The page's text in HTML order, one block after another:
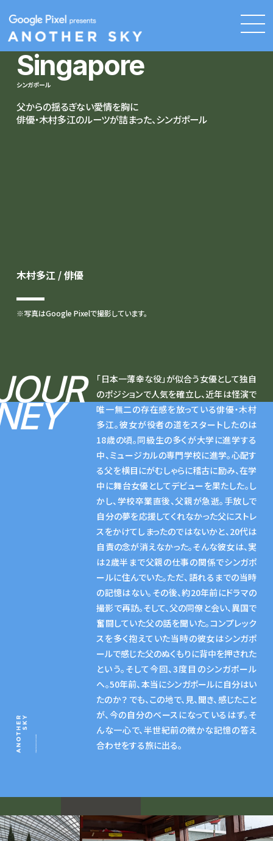
Singapore
シンガポール
父からの揺るぎない愛情を胸に
俳優・木村多江のルーツが詰まった、シンガポール
木村多江 / 俳優
※写真はGoogle Pixelで撮影しています。
「日本一薄幸な役」が似合う女優として独自
のポジションで人気を確立し、近年は怪演で
唯一無二の存在感を放っている俳優・木村
多江。彼女が役者の道をスタートしたのは
18歳の頃。同級生の多くが大学に進学する
中、ミュージカルの専門学校に進学。心配す
る父を横目にがむしゃらに稽古に励み、在学
中に舞台女優としてデビューを果たした。し
かし、学校卒業直後、父親が急逝。手放しで
自分の夢を応援してくれなかった父にストレ
スをかけてしまったのではないかと、20代は
自責の念が消えなかった。そんな彼女は、実
は2歳半まで父親の仕事の関係でシンガポ
ールに住んでいた。ただ、語れるまでの当時
の記憶はない。その後、約20年前にドラマの
撮影で再訪。そして、父の同僚と会い、異国で
奮闘していた父の話を聞いた。コンプレック
スを多く抱えていた当時の彼女はシンガポ
ールで感じた父のぬくもりに背中を押された
という。そして今回、3度目のシンガポール
へ。50年前、本当にシンガポールに自分はい
たのか？ でも、この地で、見、聞き、感じたこと
が、今の自分のベースになっているはず。そ
んな一心で、半世紀前の微かな記憶の答え
合わせをする旅に出る。